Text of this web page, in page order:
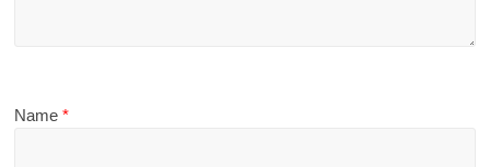
Name*